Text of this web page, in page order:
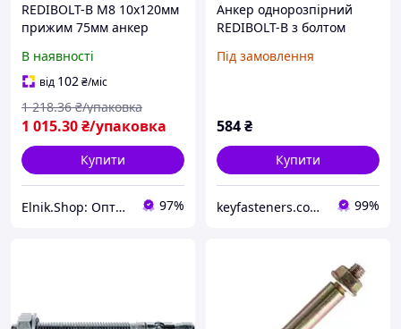
REDIBOLT-B М8 10х120мм
прижим 75мм анкер
жовтий (50 шт.)
[92F10000092F110A20]
Metalvis
В наявності
від 102₴/міс
1 015.30₴/упаковка
1 218.36 ₴/упаковка
Купити
Elnik.Shop: Оптово-роздрібна компанія 97%
Анкер однорозпірний
REDIBOLT-B з болтом
цинк жовтий 20 шт./
Під замовлення
584₴
Купити
keyfasteners.com.ua 99%